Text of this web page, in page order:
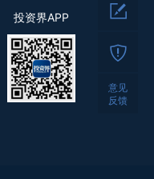
投资界APP
意见
反馈